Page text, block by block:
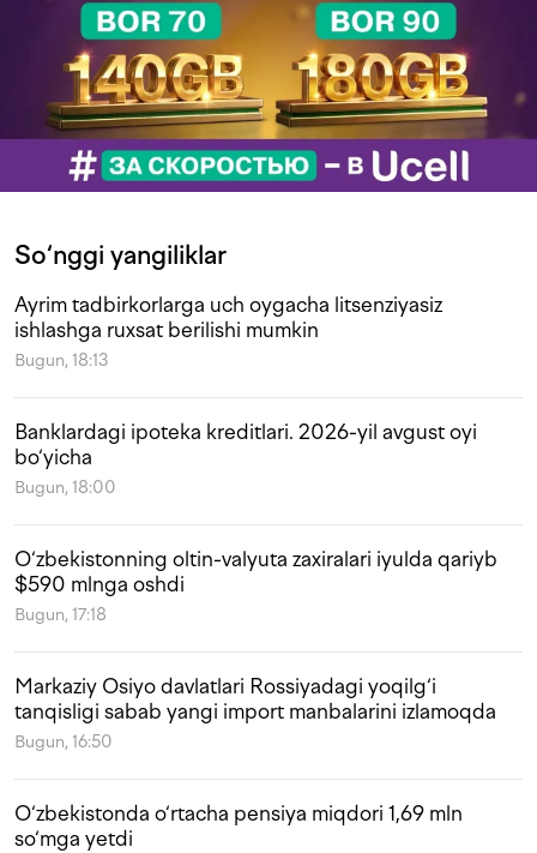
So‘nggi yangiliklar
Ayrim tadbirkorlarga uch oygacha litsenziyasiz
ishlashga ruxsat berilishi mumkin
Bugun, 18:13
Banklardagi ipoteka kreditlari. 2026-yil avgust oyi
bo‘yicha
Bugun, 18:00
O‘zbekistonning oltin-valyuta zaxiralari iyulda qariyb
$590 mlnga oshdi
Bugun, 17:18
Markaziy Osiyo davlatlari Rossiyadagi yoqilg‘i
tanqisligi sabab yangi import manbalarini izlamoqda
Bugun, 16:50
O‘zbekistonda o‘rtacha pensiya miqdori 1,69 mln
so‘mga yetdi